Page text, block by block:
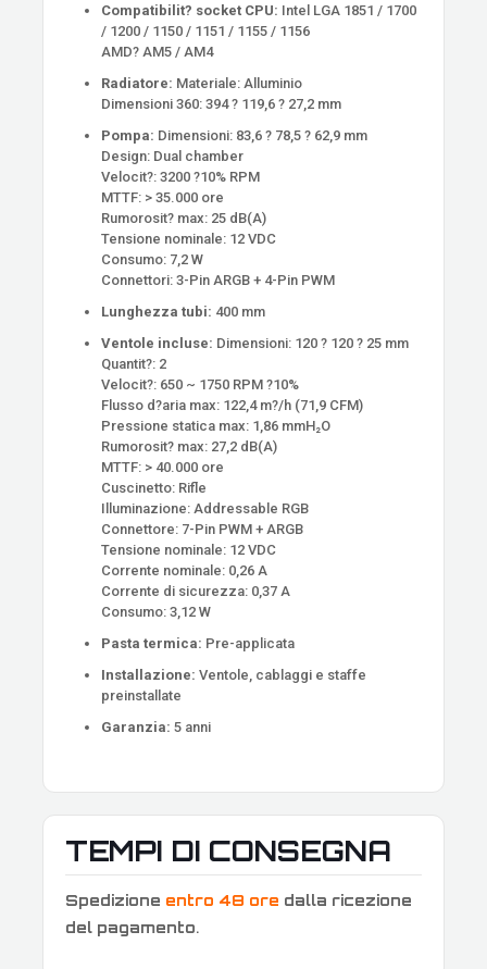
Compatibilit? socket CPU: Intel LGA 1851 / 1700
/ 1200 / 1150 / 1151 / 1155 / 1156
AMD? AM5 / AM4
Radiatore: Materiale: Alluminio
Dimensioni 360: 394 ? 119,6 ? 27,2 mm
Pompa: Dimensioni: 83,6 ? 78,5 ? 62,9 mm
Design: Dual chamber
Velocit?: 3200 ?10% RPM
MTTF: > 35.000 ore
Rumorosit? max: 25 dB(A)
Tensione nominale: 12 VDC
Consumo: 7,2 W
Connettori: 3-Pin ARGB + 4-Pin PWM
Lunghezza tubi: 400 mm
Ventole incluse: Dimensioni: 120 ? 120 ? 25 mm
Quantit?: 2
Velocit?: 650 ~ 1750 RPM ?10%
Flusso d?aria max: 122,4 m?/h (71,9 CFM)
Pressione statica max: 1,86 mmH₂O
Rumorosit? max: 27,2 dB(A)
MTTF: > 40.000 ore
Cuscinetto: Rifle
Illuminazione: Addressable RGB
Connettore: 7-Pin PWM + ARGB
Tensione nominale: 12 VDC
Corrente nominale: 0,26 A
Corrente di sicurezza: 0,37 A
Consumo: 3,12 W
Pasta termica: Pre-applicata
Installazione: Ventole, cablaggi e staffe
preinstallate
Garanzia: 5 anni
TEMPI DI CONSEGNA
Spedizione entro 48 ore dalla ricezione
del pagamento.